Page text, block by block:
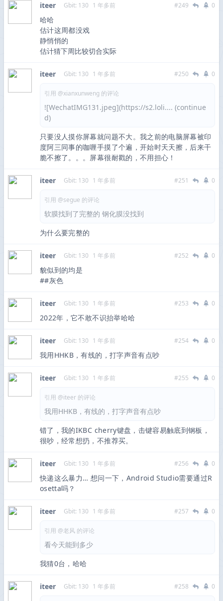
iteer Gbit: 130 1 年多前 #249 0
哈哈
估计这周都没戏
静悄悄的
估计猜下周比较切合实际
iteer Gbit: 130 1 年多前 #250 0
引用 @xianxunweng 的评论
![WechatIMG131.jpeg](https://s2.loli.... (continue
d)
只要没人摸你屏幕就问题不大。我之前的电脑屏幕被印
度阿三同事的咖喱手摸了个遍，开始时天天擦，后来干
脆不擦了。。。屏幕很耐戳的，不用担心！
iteer Gbit: 130 1 年多前 #251 0
引用 @segue 的评论
软膜找到了完整的 钢化膜没找到
为什么要完整的
iteer Gbit: 130 1 年多前 #252 0
貌似到的均是
##灰色
iteer Gbit: 130 1 年多前 #253 0
2022年，它不敢不识抬举哈哈
iteer Gbit: 130 1 年多前 #254 0
我用HHKB，有线的，打字声音有点吵
iteer Gbit: 130 1 年多前 #255 0
引用 @iteer 的评论
我用HHKB，有线的，打字声音有点吵
错了，我的IKBC cherry键盘，击键容易触底到钢板，
很吵，经常想扔，不推荐买。
iteer Gbit: 130 1 年多前 #256 0
快递这么暴力… 想问一下，Android Studio需要通过R
osetta吗？
iteer Gbit: 130 1 年多前 #257 0
引用 @老风 的评论
看今天能到多少
我猜0台，哈哈
iteer Gbit: 130 1 年多前 #258 0